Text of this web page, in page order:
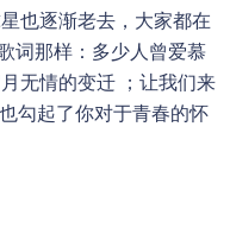
也逐渐老去，大家都在
词那样： 多少人曾爱慕
无情的变迁 ； 让我们来
勾起了你对于青春的怀